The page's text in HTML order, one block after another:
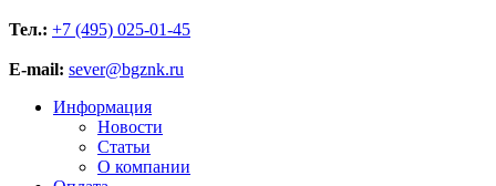
Тел.: +7 (495) 025-01-45
E-mail: sever@bgznk.ru
Информация
Новости
Статьи
О компании